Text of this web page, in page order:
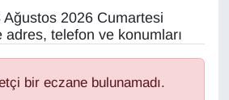
2026 Cumartesi
adres, telefon ve konumları
bir eczane bulunamadı.